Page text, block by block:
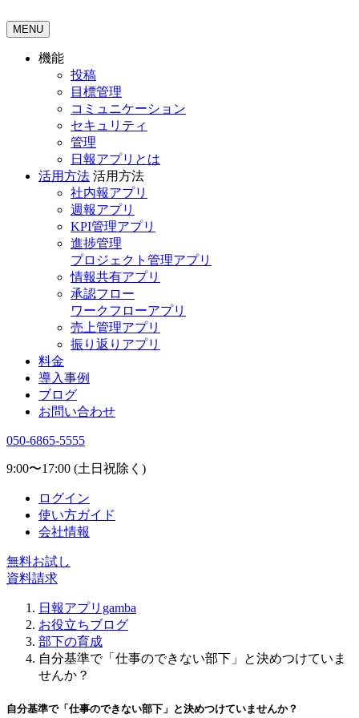
MENU
機能
投稿
目標管理
コミュニケーション
セキュリティ
管理
日報アプリとは
活用方法 活用方法
社内報アプリ
週報アプリ
KPI管理アプリ
進捗管理
プロジェクト管理アプリ
情報共有アプリ
承認フロー
ワークフローアプリ
売上管理アプリ
振り返りアプリ
料金
導入事例
ブログ
お問い合わせ
050-6865-5555
9:00〜17:00 (土日祝除く)
ログイン
使い方ガイド
会社情報
無料お試し
資料請求
日報アプリgamba
お役立ちブログ
部下の育成
自分基準で「仕事のできない部下」と決めつけていま
せんか？
自分基準で「仕事のできない部下」と決めつけていませんか？